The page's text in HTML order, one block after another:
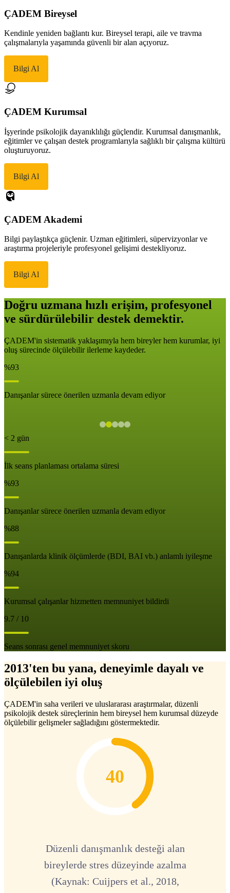
ÇADEM Bireysel
Kendinle yeniden bağlantı kur. Bireysel terapi, aile ve travma
çalışmalarıyla yaşamında güvenli bir alan açıyoruz.
Bilgi Al
ÇADEM Kurumsal
İşyerinde psikolojik dayanıklılığı güçlendir. Kurumsal danışmanlık,
eğitimler ve çalışan destek programlarıyla sağlıklı bir çalışma kültürü
oluşturuyoruz.
Bilgi Al
ÇADEM Akademi
Bilgi paylaştıkça güçlenir. Uzman eğitimleri, süpervizyonlar ve
araştırma projeleriyle profesyonel gelişimi destekliyoruz.
Bilgi Al
Doğru uzmana hızlı erişim, profesyonel
ve sürdürülebilir destek demektir.
ÇADEM'in sistematik yaklaşımıyla hem bireyler hem kurumlar, iyi
oluş sürecinde ölçülebilir ilerleme kaydeder.
%93
Danışanlar sürece önerilen uzmanla devam ediyor
< 2 gün
İlk seans planlaması ortalama süresi
%93
Danışanlar sürece önerilen uzmanla devam ediyor
%88
Danışanlarda klinik ölçümlerde (BDI, BAI vb.) anlamlı iyileşme
%94
Kurumsal çalışanlar hizmetten memnuniyet bildirdi
9.7 / 10
Seans sonrası genel memnuniyet skoru
2013'ten bu yana, deneyimle dayalı ve
ölçülebilen iyi oluş
ÇADEM'in saha verileri ve uluslararası araştırmalar, düzenli
psikolojik destek süreçlerinin hem bireysel hem kurumsal düzeyde
ölçülebilir gelişmeler sağladığını göstermektedir.
40
Düzenli danışmanlık desteği alan
bireylerde stres düzeyinde azalma
(Kaynak: Cuijpers et al., 2018,